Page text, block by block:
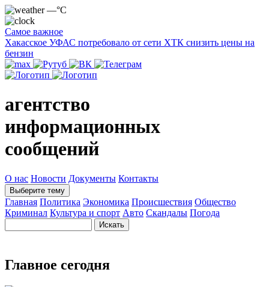
—°C
Самое важное
Хакасское УФАС потребовало от сети ХТК снизить цены на
бензин
агентство
информационных
сообщений
О нас Новости Документы Контакты
Выберите тему
Главная Политика Экономика Происшествия Общество
Криминал Культура и спорт Авто Скандалы Погода
Главное сегодня